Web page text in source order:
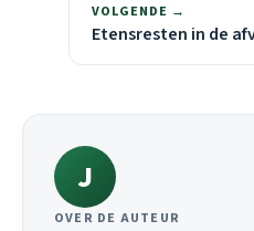
VOLGENDE →
Etensresten in de
J
OVER DE AUTEUR